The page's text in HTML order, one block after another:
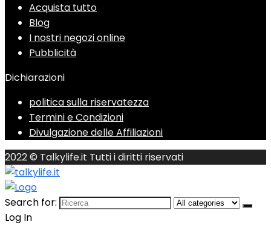
Acquista tutto
Blog
I nostri negozi online
Pubblicità
Dichiarazioni
politica sulla riservatezza
Termini e Condizioni
Divulgazione delle Affiliazioni
2022 © Talkylife.it Tutti i diritti riservati
Search for:
Log In